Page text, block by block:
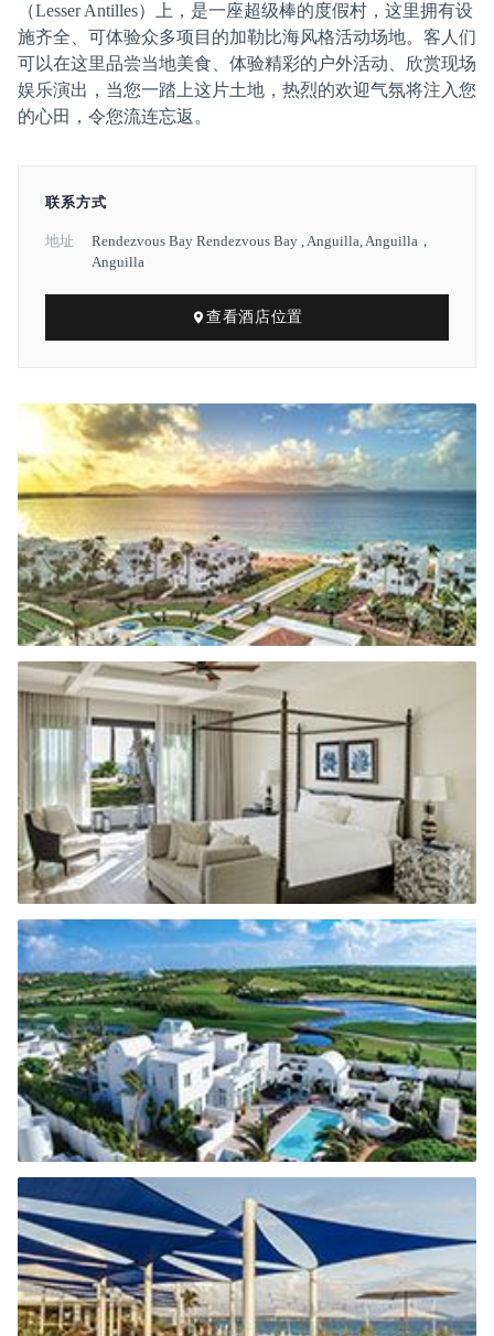
（Lesser Antilles）上，是一座超级棒的度假村，这里拥有设
施齐全、可体验众多项目的加勒比海风格活动场地。客人们
可以在这里品尝当地美食、体验精彩的户外活动、欣赏现场
娱乐演出，当您一踏上这片土地，热烈的欢迎气氛将注入您
的心田，令您流连忘返。
联系方式
地址
Rendezvous Bay Rendezvous Bay , Anguilla, Anguilla，
Anguilla
查看酒店位置